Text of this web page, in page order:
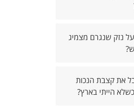
על נזק שנגרם מצמיג
את קצבת הנכות
הייתי בארץ?